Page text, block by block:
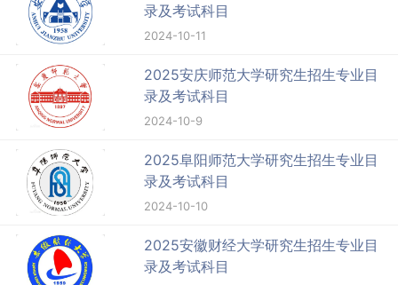
录及考试科目
2024-10-11
2025安庆师范大学研究生招生专业目
录及考试科目
2024-10-9
2025阜阳师范大学研究生招生专业目
录及考试科目
2024-10-10
2025安徽财经大学研究生招生专业目
录及考试科目